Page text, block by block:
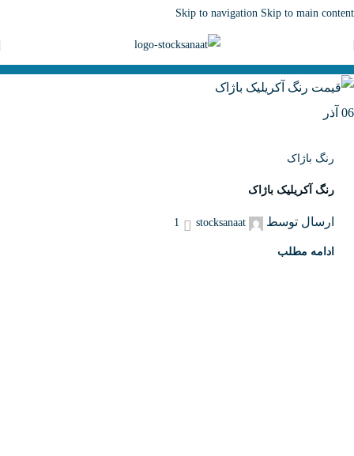
Skip to navigation Skip to main content
06 آذر
رنگ باژاک
رنگ آکریلیک باژاک
ارسال توسط stocksanaat
1
ادامه مطلب